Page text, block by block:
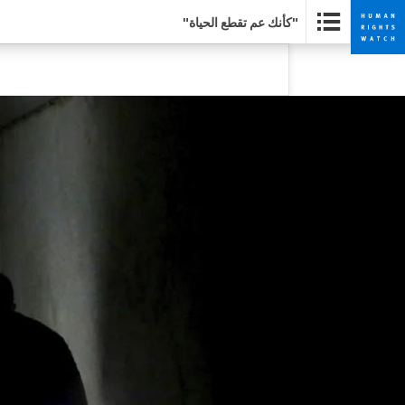
Skip
cookie
Skip
main
"كأنك عم تقطع الحياة"